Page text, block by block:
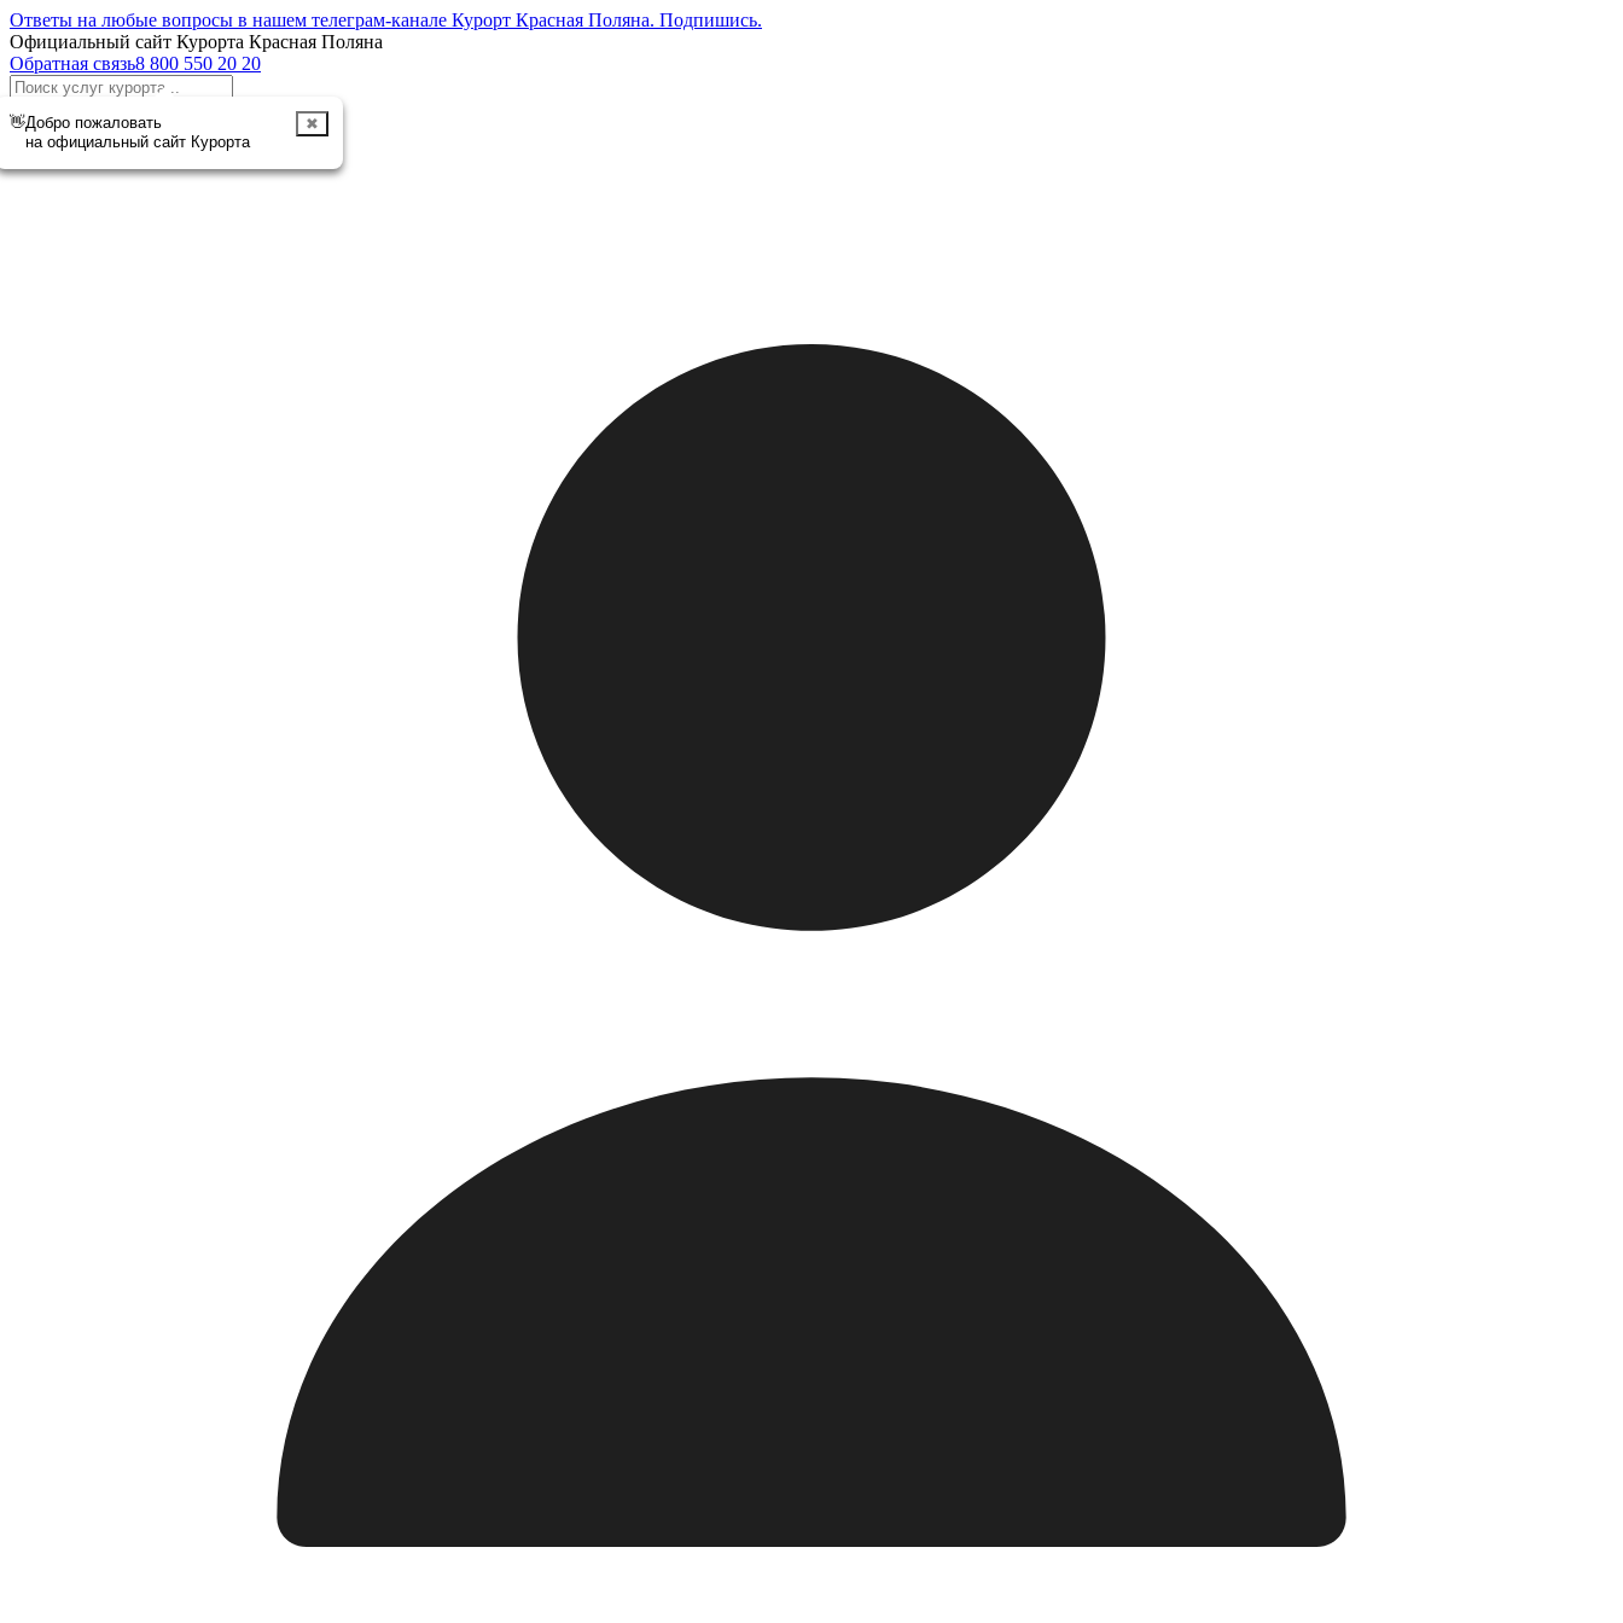
Ответы на любые вопросы в нашем телеграм-канале Курорт Красная Поляна. Подпишись.
Официальный сайт Курорта Красная Поляна
Обратная связь8 800 550 20 20
👋Добро пожаловать
на официальный сайт Курорта
✖
Отменить